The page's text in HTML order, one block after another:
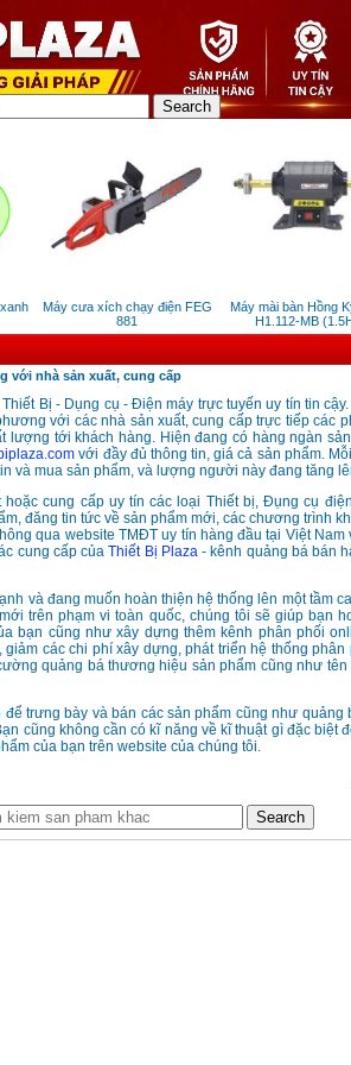
Máy cưa xích chạy điện FEG
881
Máy mài bàn Hồng
H1.112-MB
với nhà sản xuất, cung cấp
Bị - Dụng cụ - Điện máy trực tuyến uy tín tin
với các nhà sản xuất, cung cấp trực tiếp các
lượng tới khách hàng. Hiện đang có hàng ngàn
với đầy đủ thông tin, giá cả sản phẩm.
và mua sản phẩm, và lượng người này đang tăng
hoặc cung cấp uy tín các loại Thiết bị, Đụng cụ
đăng tin tức về sản phẩm mới, các chương trình
qua website TMĐT uy tín hàng đầu tại Việt
cung cấp củaThiết Bị Plaza- kênh quảng bá bán
và đang muốn hoàn thiện hệ thống lên một tầm
trên phạm vi toàn quốc, chúng tôi sẽ giúp bạn
bạn cũng như xây dựng thêm kênh phân phối
các chi phí xây dựng, phát triển hệ thống phân
quảng bá thương hiệu sản phẩm cũng như
để trưng bày và bán các sản phẩm cũng như quảng
cũng không cần có kĩ năng về kĩ thuật gì đặc biệt
của bạn trên website của chúng tôi.